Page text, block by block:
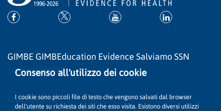
GIMBE GIMBEducation Evidence Salviamo SSN
Sostieni GIMBE
Fondazione GIMBE
via Amendola 2 - 40121 Bologna
Consenso all'utilizzo dei cookie
I cookie sono piccoli file di testo che vengono salvati dal browser
dell'utente su richiesta dei siti che esso visita. Esistono diversi utilizzi